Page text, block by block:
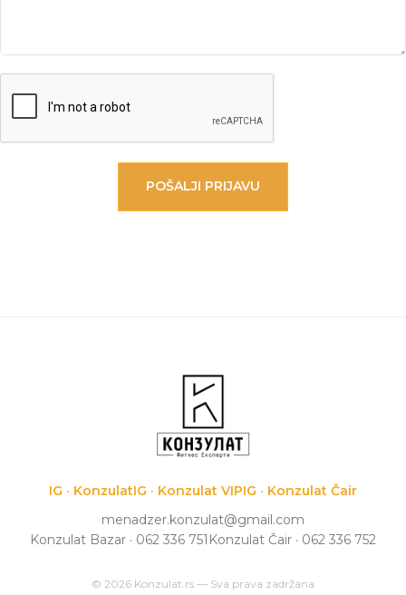
POŠALJI PRIJAVU
IG · KonzulatIG · Konzulat VIPIG · Konzulat Čair
menadzer.konzulat@gmail.com
Konzulat Bazar · 062 336 751 Konzulat Čair · 062 336 752
© 2026 Konzulat.rs — Sva prava zadržana